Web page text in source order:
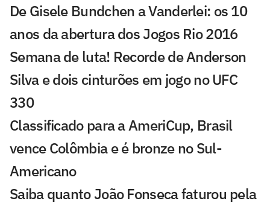
De Gisele Bundchen a Vanderlei: os 10
anos da abertura dos Jogos Rio 2016
Semana de luta! Recorde de Anderson
Silva e dois cinturões em jogo no UFC
330
Classificado para a AmeriCup, Brasil
vence Colômbia e é bronze no Sul-
Americano
Saiba quanto João Fonseca faturou pela